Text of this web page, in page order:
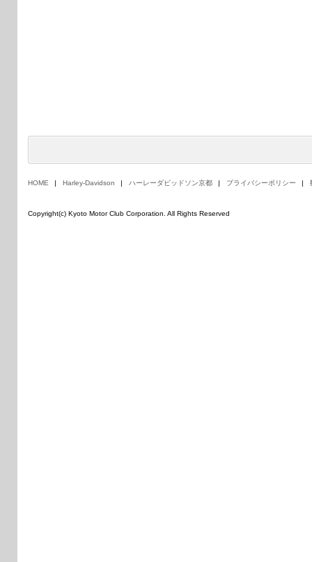
HOME Harley-Davidson ハーレーダビッドソン京都 プライバシーポリシー
Copyright(c) Kyoto Motor Club Corporation. All Rights Reserved